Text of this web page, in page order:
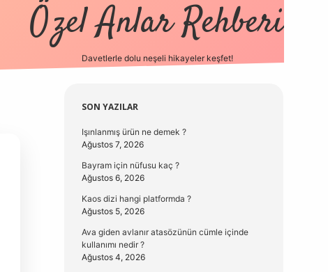
Özel Anlar Rehberi
Davetlerle dolu neşeli hikayeler keşfet!
Sidebar
SON YAZILAR
Işınlanmış ürün ne demek ?
Ağustos 7, 2026
Bayram için nüfusu kaç ?
Ağustos 6, 2026
Kaos dizi hangi platformda ?
Ağustos 5, 2026
Ava giden avlanır atasözünün cümle içinde
kullanımı nedir ?
Ağustos 4, 2026